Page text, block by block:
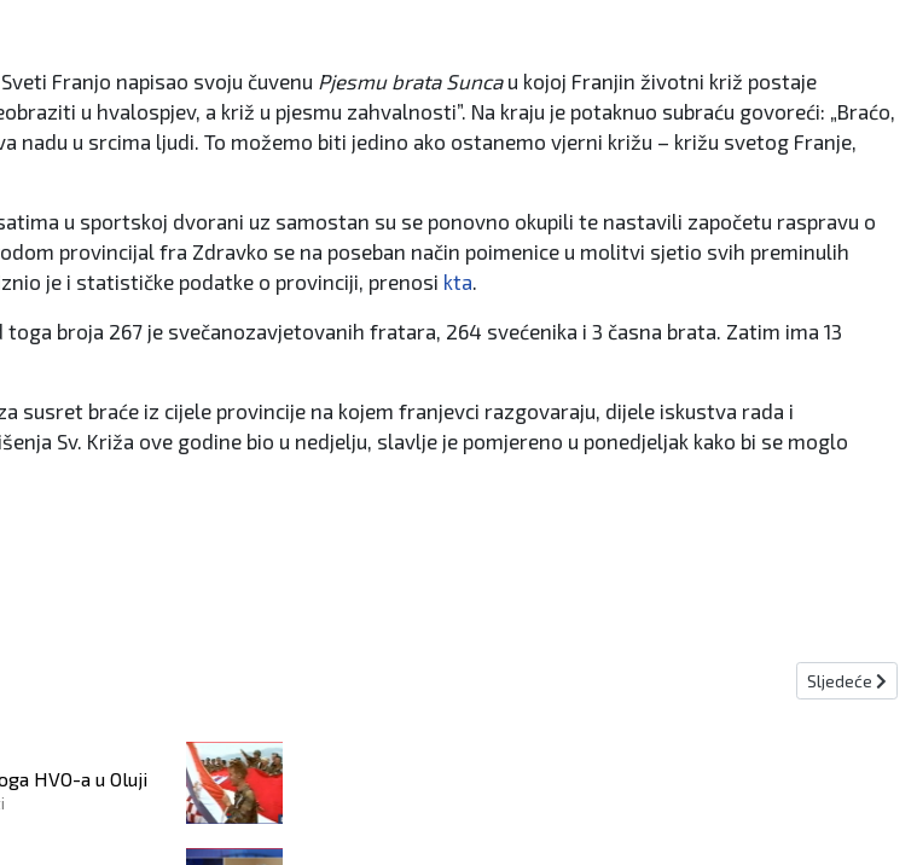
Franjo napisao svoju čuvenu Pjesmu brata Suncau kojoj Franjin životni križ postaje
u hvalospjev, a križ u pjesmu zahvalnosti”. Na kraju je potaknuo subraću govoreći: „Braćo,
nadu u srcima ljudi. To možemo biti jedino ako ostanemo vjerni križu – križu svetog Franje,
u sportskoj dvorani uz samostan su se ponovno okupili te nastavili započetu raspravu o
provincijal fra Zdravko se na poseban način poimenice u molitvi sjetio svih preminulih
je i statističke podatke o provinciji, prenosi kta.
broja 267 je svečanozavjetovanih fratara, 264 svećenika i 3 časna brata. Zatim ima 13
susret braće iz cijele provincije na kojem franjevci razgovaraju, dijele iskustva rada i
Sv. Križa ove godine bio u nedjelju, slavlje je pomjereno u ponedjeljak kako bi se moglo
Sljedeći
Sljedeće
HVO-a u Oluji